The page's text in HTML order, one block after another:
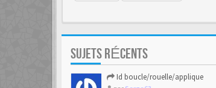
SUJETS RÉCENTS
Id boucle/rouelle/applique